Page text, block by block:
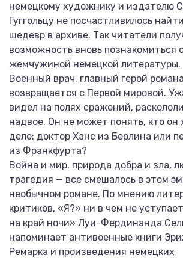
немецкому художнику и издателю
Гуггольцу не посчастливилось
шедевр в архиве. Так читатели
возможность вновь познакомиться
жемчужиной немецкой литературы.
Военный врач, главный герой
возвращается с Первой мировой.
видел на полях сражений,
надвое. Он не может понять, кто он
деле: доктор Ханс из Берлина или
из Франкфурта?
Война и мир, природа добра и зла,
трагедия — все смешалось в этом
необычном романе. По мнению
критиков, «Я?» ни в чем не
на край ночи» Луи-Фердинанда
напоминает антивоенные книги
Ремарка и произведения немецких